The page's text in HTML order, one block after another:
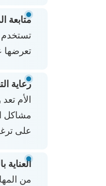
متابعة
تستخدم
تعرضها
رعاية
الأم
مشاكل
على
العناية
من